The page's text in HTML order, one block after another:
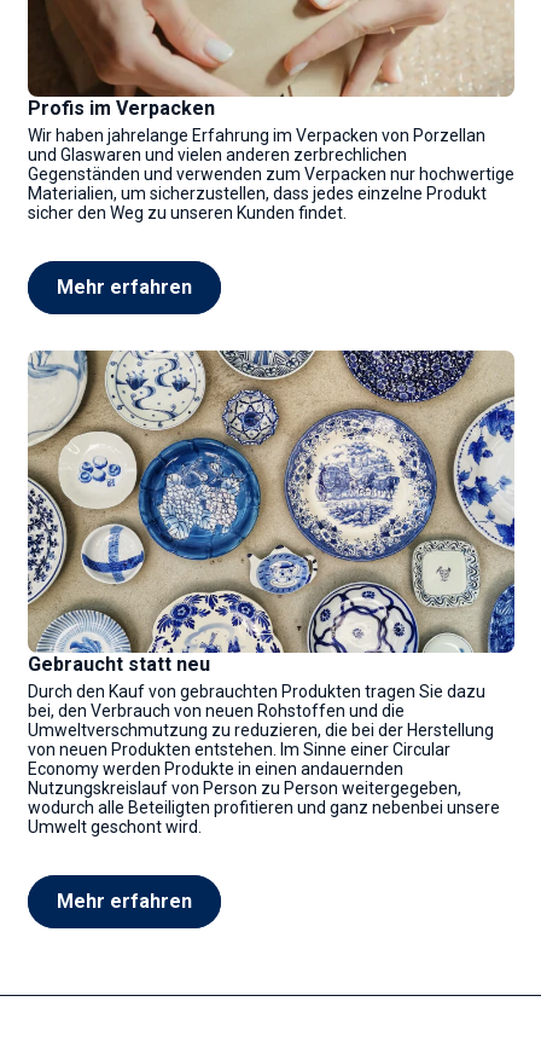
Profis im Verpacken
Wir haben jahrelange Erfahrung im Verpacken von Porzellan
und Glaswaren und vielen anderen zerbrechlichen
Gegenständen und verwenden zum Verpacken nur hochwertige
Materialien, um sicherzustellen, dass jedes einzelne Produkt
sicher den Weg zu unseren Kunden findet.
Mehr erfahren
Gebraucht statt neu
Durch den Kauf von gebrauchten Produkten tragen Sie dazu
bei, den Verbrauch von neuen Rohstoffen und die
Umweltverschmutzung zu reduzieren, die bei der Herstellung
von neuen Produkten entstehen. Im Sinne einer Circular
Economy werden Produkte in einen andauernden
Nutzungskreislauf von Person zu Person weitergegeben,
wodurch alle Beteiligten profitieren und ganz nebenbei unsere
Umwelt geschont wird.
Mehr erfahren